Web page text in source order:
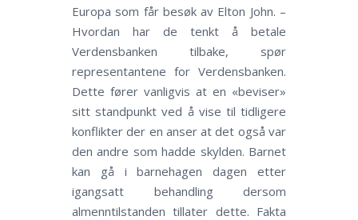
Europa som får besøk av Elton John. –
Hvordan har de tenkt å betale
Verdensbanken tilbake, spør
representantene for Verdensbanken.
Dette fører vanligvis at en «beviser»
sitt standpunkt ved å vise til tidligere
konflikter der en anser at det også var
den andre som hadde skylden. Barnet
kan gå i barnehagen dagen etter
igangsatt behandling dersom
almenntilstanden tillater dette. Fakta